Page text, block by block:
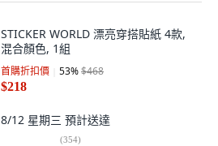
STICKER WORLD 漂亮穿搭貼紙 4款,
混合顏色, 1組
首購折扣價 53%$468
$218
8/12 星期三 預計送達
(354)